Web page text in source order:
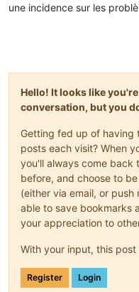
une incidence sur les
Hello! It looks like
conversation, but you
Getting fed up of having
posts each visit? When
you'll always come back
before, and choose to
(either via email, or push
able to save bookmarks
your appreciation to
With your input, this
Register Login